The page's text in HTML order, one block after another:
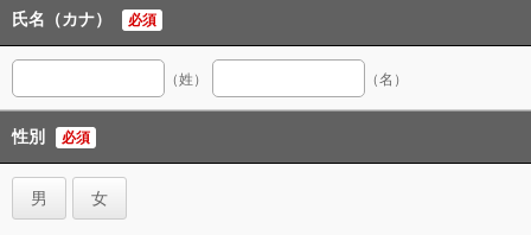
氏名（カナ） 必須
（姓） （名）
性別 必須
男 女